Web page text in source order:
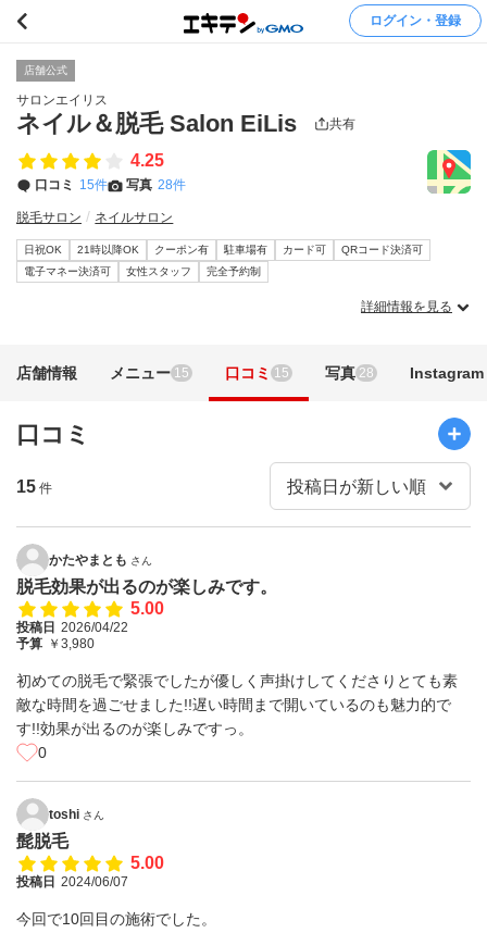
ログイン・登録
店舗公式
サロンエイリス
ネイル＆脱毛 Salon EiLis 共有
4.25
口コミ 15件 写真 28件
脱毛サロン ネイルサロン
日祝OK 21時以降OK クーポン有 駐車場有 カード可
QRコード決済可
電子マネー決済可
女性スタッフ 完全予約制
詳細情報を見る
店舗情報 メニュー 15 口コミ 15 写真 28 Instagram
口コミ
15 件
かたやまとも さん
脱毛効果が出るのが楽しみです。
5.00
投稿日 2026/04/22
予算 ￥3,980
初めての脱毛で緊張でしたが優しく声掛けしてくださりとても素
敵な時間を過ごせました!!遅い時間まで開いているのも魅力的で
す!!効果が出るのが楽しみですっ。
0
toshi さん
髭脱毛
5.00
投稿日 2024/06/07
今回で10回目の施術でした。